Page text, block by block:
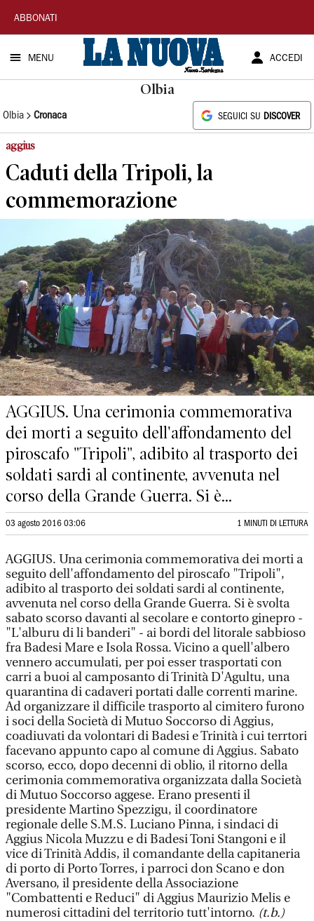
La
Nuova
Sardegna
ABBONATI
MENU ACCEDI
Olbia
Olbia Cronaca SEGUICI SU DISCOVER
aggius
Caduti della Tripoli, la
commemorazione
AGGIUS. Una cerimonia commemorativa
dei morti a seguito dell'affondamento del
piroscafo "Tripoli", adibito al trasporto dei
soldati sardi al continente, avvenuta nel
corso della Grande Guerra. Si è...
03 agosto 2016 03:06 1 MINUTI DI LETTURA
AGGIUS. Una cerimonia commemorativa dei morti a
seguito dell'affondamento del piroscafo "Tripoli",
adibito al trasporto dei soldati sardi al continente,
avvenuta nel corso della Grande Guerra. Si è svolta
sabato scorso davanti al secolare e contorto ginepro -
"L'alburu di li banderi" - ai bordi del litorale sabbioso
fra Badesi Mare e Isola Rossa. Vicino a quell'albero
vennero accumulati, per poi esser trasportati con
carri a buoi al camposanto di Trinità D'Agultu, una
quarantina di cadaveri portati dalle correnti marine.
Ad organizzare il difficile trasporto al cimitero furono
i soci della Società di Mutuo Soccorso di Aggius,
coadiuvati da volontari di Badesi e Trinità i cui terrtori
facevano appunto capo al comune di Aggius. Sabato
scorso, ecco, dopo decenni di oblio, il ritorno della
cerimonia commemorativa organizzata dalla Società
di Mutuo Soccorso aggese. Erano presenti il
presidente Martino Spezzigu, il coordinatore
regionale delle S.M.S. Luciano Pinna, i sindaci di
Aggius Nicola Muzzu e di Badesi Toni Stangoni e il
vice di Trinità Addis, il comandante della capitaneria
di porto di Porto Torres, i parroci don Scano e don
Aversano, il presidente della Associazione
"Combattenti e Reduci" di Aggius Maurizio Melis e
numerosi cittadini del territorio tutt'intorno. (t.b.)